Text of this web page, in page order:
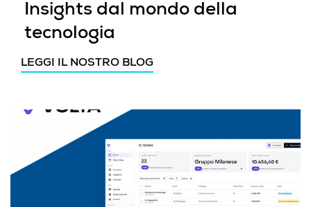
Insights dal mondo della
tecnologia
LEGGI IL NOSTRO BLOG